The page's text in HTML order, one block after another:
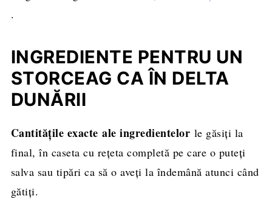
.
INGREDIENTE PENTRU UN
STORCEAG CA ÎN DELTA
DUNĂRII
Cantitățile exacte ale ingredientelor le găsiți la
final, în caseta cu rețeta completă pe care o puteți
salva sau tipări ca să o aveți la îndemână atunci când
gătiți.